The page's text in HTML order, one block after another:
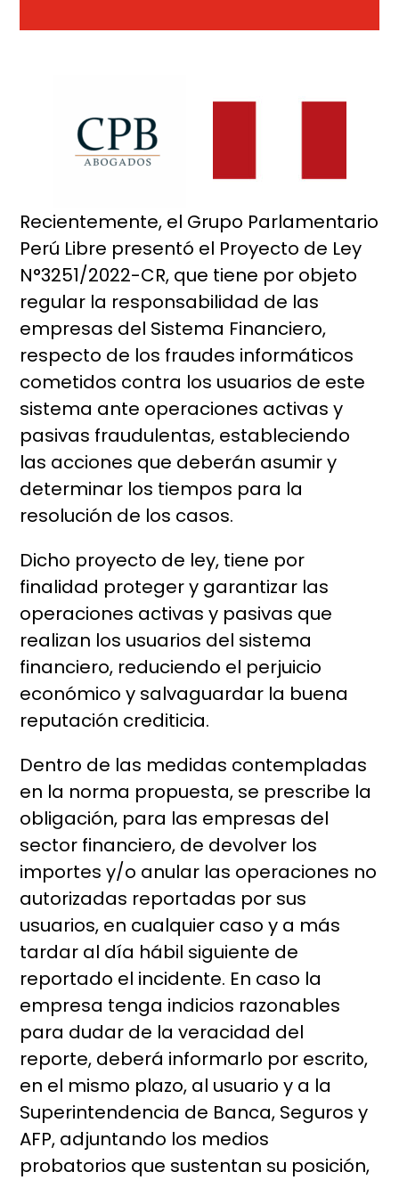
Recientemente, el Grupo Parlamentario
Perú Libre presentó el Proyecto de Ley
N°3251/2022-CR, que tiene por objeto
regular la responsabilidad de las
empresas del Sistema Financiero,
respecto de los fraudes informáticos
cometidos contra los usuarios de este
sistema ante operaciones activas y
pasivas fraudulentas, estableciendo
las acciones que deberán asumir y
determinar los tiempos para la
resolución de los casos.
Dicho proyecto de ley, tiene por
finalidad proteger y garantizar las
operaciones activas y pasivas que
realizan los usuarios del sistema
financiero, reduciendo el perjuicio
económico y salvaguardar la buena
reputación crediticia.
Dentro de las medidas contempladas
en la norma propuesta, se prescribe la
obligación, para las empresas del
sector financiero, de devolver los
importes y/o anular las operaciones no
autorizadas reportadas por sus
usuarios, en cualquier caso y a más
tardar al día hábil siguiente de
reportado el incidente. En caso la
empresa tenga indicios razonables
para dudar de la veracidad del
reporte, deberá informarlo por escrito,
en el mismo plazo, al usuario y a la
Superintendencia de Banca, Seguros y
AFP, adjuntando los medios
probatorios que sustentan su posición,